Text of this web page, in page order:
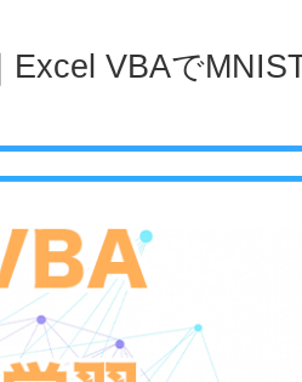
VBAで